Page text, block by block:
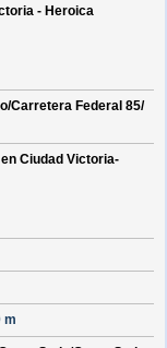
- Heroica
Carretera Federal 85/
Ciudad Victoria-
m